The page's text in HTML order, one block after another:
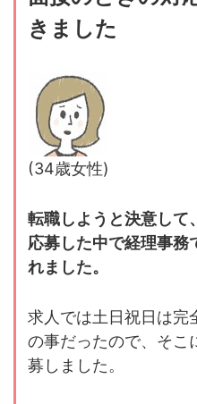
きました
(34歳女性)
転職しようと決意して
応募した中で経理事務
れました。
求人では土日祝日は完
の事だったので、そこ
募しました。